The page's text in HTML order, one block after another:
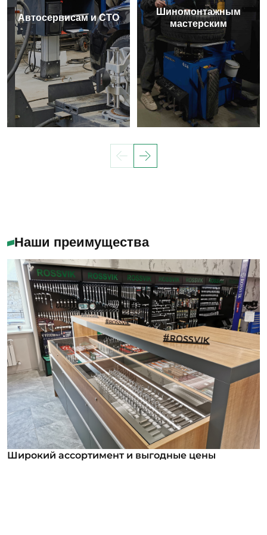
Автосервисам и СТО
Шиномонтажным
мастерским
Наши преимущества
Широкий ассортимент и выгодные цены